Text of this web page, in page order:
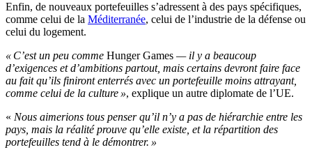
Enfin, de nouveaux portefeuilles s’adressent à des pays spécifiques,
comme celui de la Méditerranée, celui de l’industrie de la défense ou
celui du logement.
« C’est un peu comme Hunger Games — il y a beaucoup
d’exigences et d’ambitions partout, mais certains devront faire face
au fait qu’ils finiront enterrés avec un portefeuille moins attrayant,
comme celui de la culture », explique un autre diplomate de l’UE.
« Nous aimerions tous penser qu’il n’y a pas de hiérarchie entre les
pays, mais la réalité prouve qu’elle existe, et la répartition des
portefeuilles tend à le démontrer. »